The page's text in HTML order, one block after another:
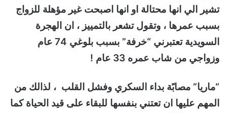
تشير الي انها محتالة او انها اصبحت غير مؤهلة للزواج
بسبب عمرها ، وتقول تشعر بالتمييز ، ان الهجرة
السويدية تعتبرني “خرفة” بسبب بلوغي 74 عام
وزواجي من شاب عمره 33 عام !
“ماريا” مصابًة بداء السكري وفشل القلب ، لذالك من
المهم عليها ان تعتني بنفسها للبقاء على قيد الحياة كما